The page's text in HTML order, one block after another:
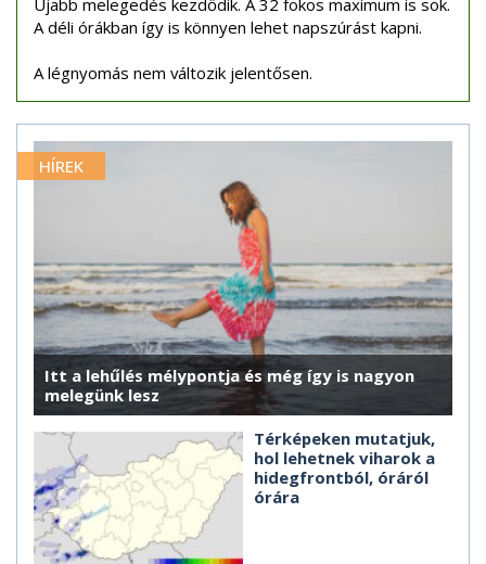
A déli órákban így is könnyen lehet napszúrást kapni.
A légnyomás nem változik jelentősen.
HÍREK
Itt a lehűlés mélypontja és még így is nagyon
melegünk lesz
Térképeken mutatjuk,
hol lehetnek viharok a
hidegfrontból, óráról
órára